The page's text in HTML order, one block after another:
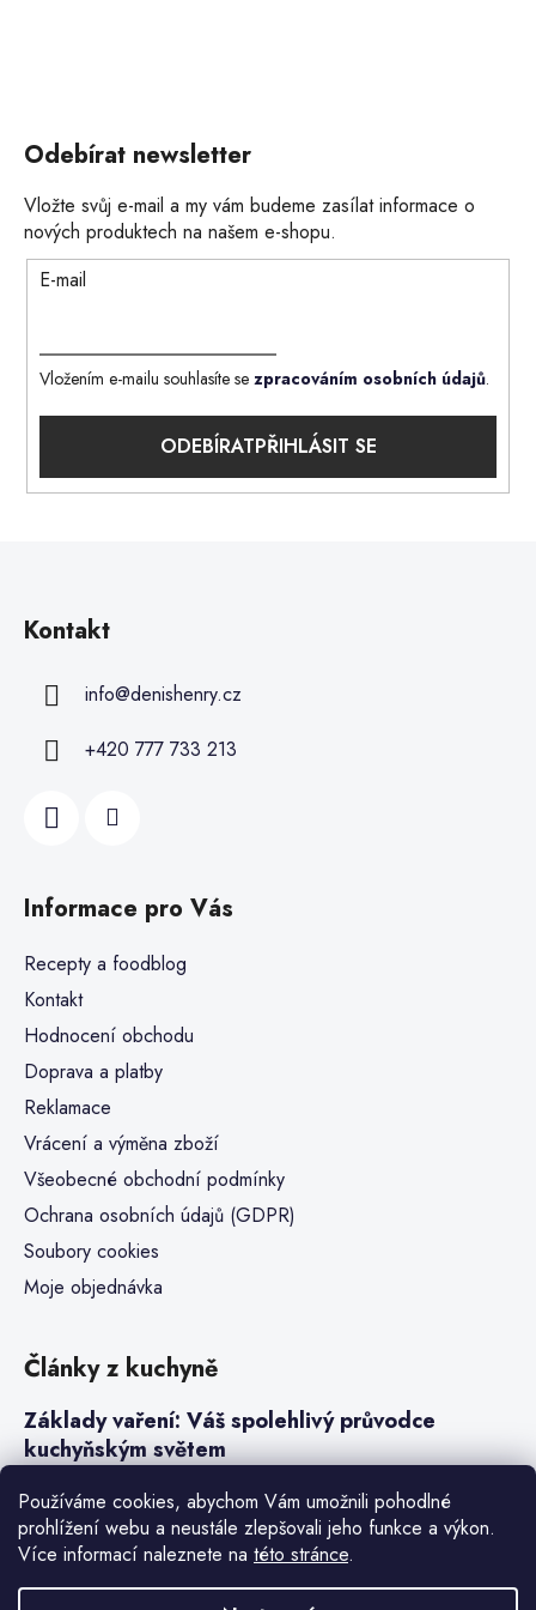
Používáme cookies, abychom Vám umožnili pohodlné
prohlížení webu a neustále zlepšovali jeho funkce a výkon.
Více informací naleznete na této stránce.
Odebírat newsletter
Vložte svůj e-mail a my vám budeme zasílat informace o
nových produktech na našem e-shopu.
E-mail
Vložením e-mailu souhlasíte se zpracováním osobních údajů.
PŘIHLÁSIT SE
Kontakt
info@denishenry.cz
+420 777 733 213
Informace pro Vás
Recepty a foodblog
Kontakt
Hodnocení obchodu
Doprava a platby
Reklamace
Vrácení a výměna zboží
Všeobecné obchodní podmínky
Ochrana osobních údajů (GDPR)
Soubory cookies
Moje objednávka
Články z kuchyně
Základy vaření: Váš spolehlivý průvodce
kuchyňským světem
Steaky a sous-vide vaření
Jak vařit v tlakovém hrnci neboli papiňáku